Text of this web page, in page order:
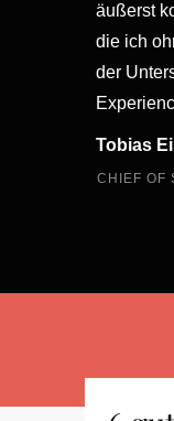
äußerst
die ich
der
Tobias
CHIEF OF